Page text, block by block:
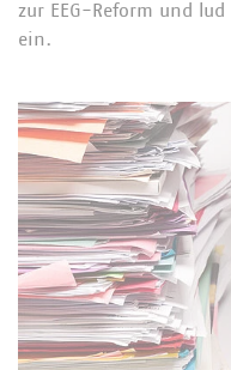
zur EEG-Reform und
ein.